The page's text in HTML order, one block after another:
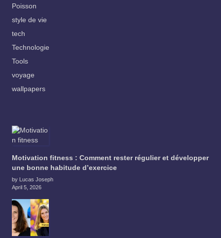
Poisson
style de vie
tech
Technologie
Tools
voyage
wallpapers
Motivation fitness : Comment rester régulier et développer
une bonne habitude d’exercice
by Lucas Joseph
April 5, 2026